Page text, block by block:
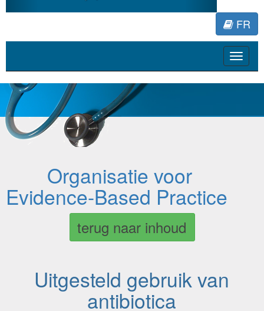
FR
Toggle
Organisatie voor
Evidence-Based Practice
terug naar inhoud
Uitgesteld gebruik van
antibiotica